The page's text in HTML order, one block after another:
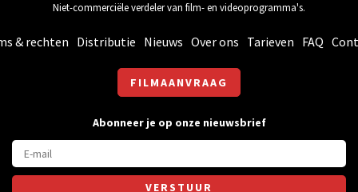
Niet-commerciële verdeler van film- en videoprogramma's.
& rechten Distributie Nieuws Over ons Tarieven FAQ
FILMAANVRAAG
Abonneer je op onze nieuwsbrief